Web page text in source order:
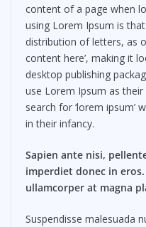
content of a page when
using Lorem Ipsum is
distribution of letters, as
content here’, making it
desktop publishing
use Lorem Ipsum as
search for ‘lorem ipsum’
in their infancy.
Sapien ante nisi,
imperdiet donec in
ullamcorper at magna
Suspendisse malesuada